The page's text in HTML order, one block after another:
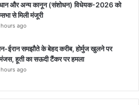
और अन्य कानून (संशोधन) विधेयक-2026 को
से मिली मंजूरी
ago
ईरान समझौते के बेहद करीब, होर्मुज खुलने पर
हूती का सऊदी टैंकर पर हमला
ago